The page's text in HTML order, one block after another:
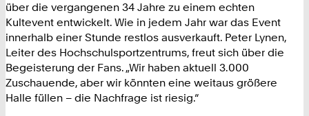
über die vergangenen 34 Jahre zu einem echten
Kultevent entwickelt. Wie in jedem Jahr war das Event
innerhalb einer Stunde restlos ausverkauft. Peter Lynen,
Leiter des Hochschulsportzentrums, freut sich über die
Begeisterung der Fans. „Wir haben aktuell 3.000
Zuschauende, aber wir könnten eine weitaus größere
Halle füllen – die Nachfrage ist riesig.“